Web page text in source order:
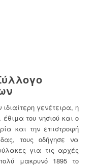
γενέτειρα, η
του νησιού και ο
και την επιστροφή
τους οδήγησε να
για τις αρχές
μακρυνό 1895 το